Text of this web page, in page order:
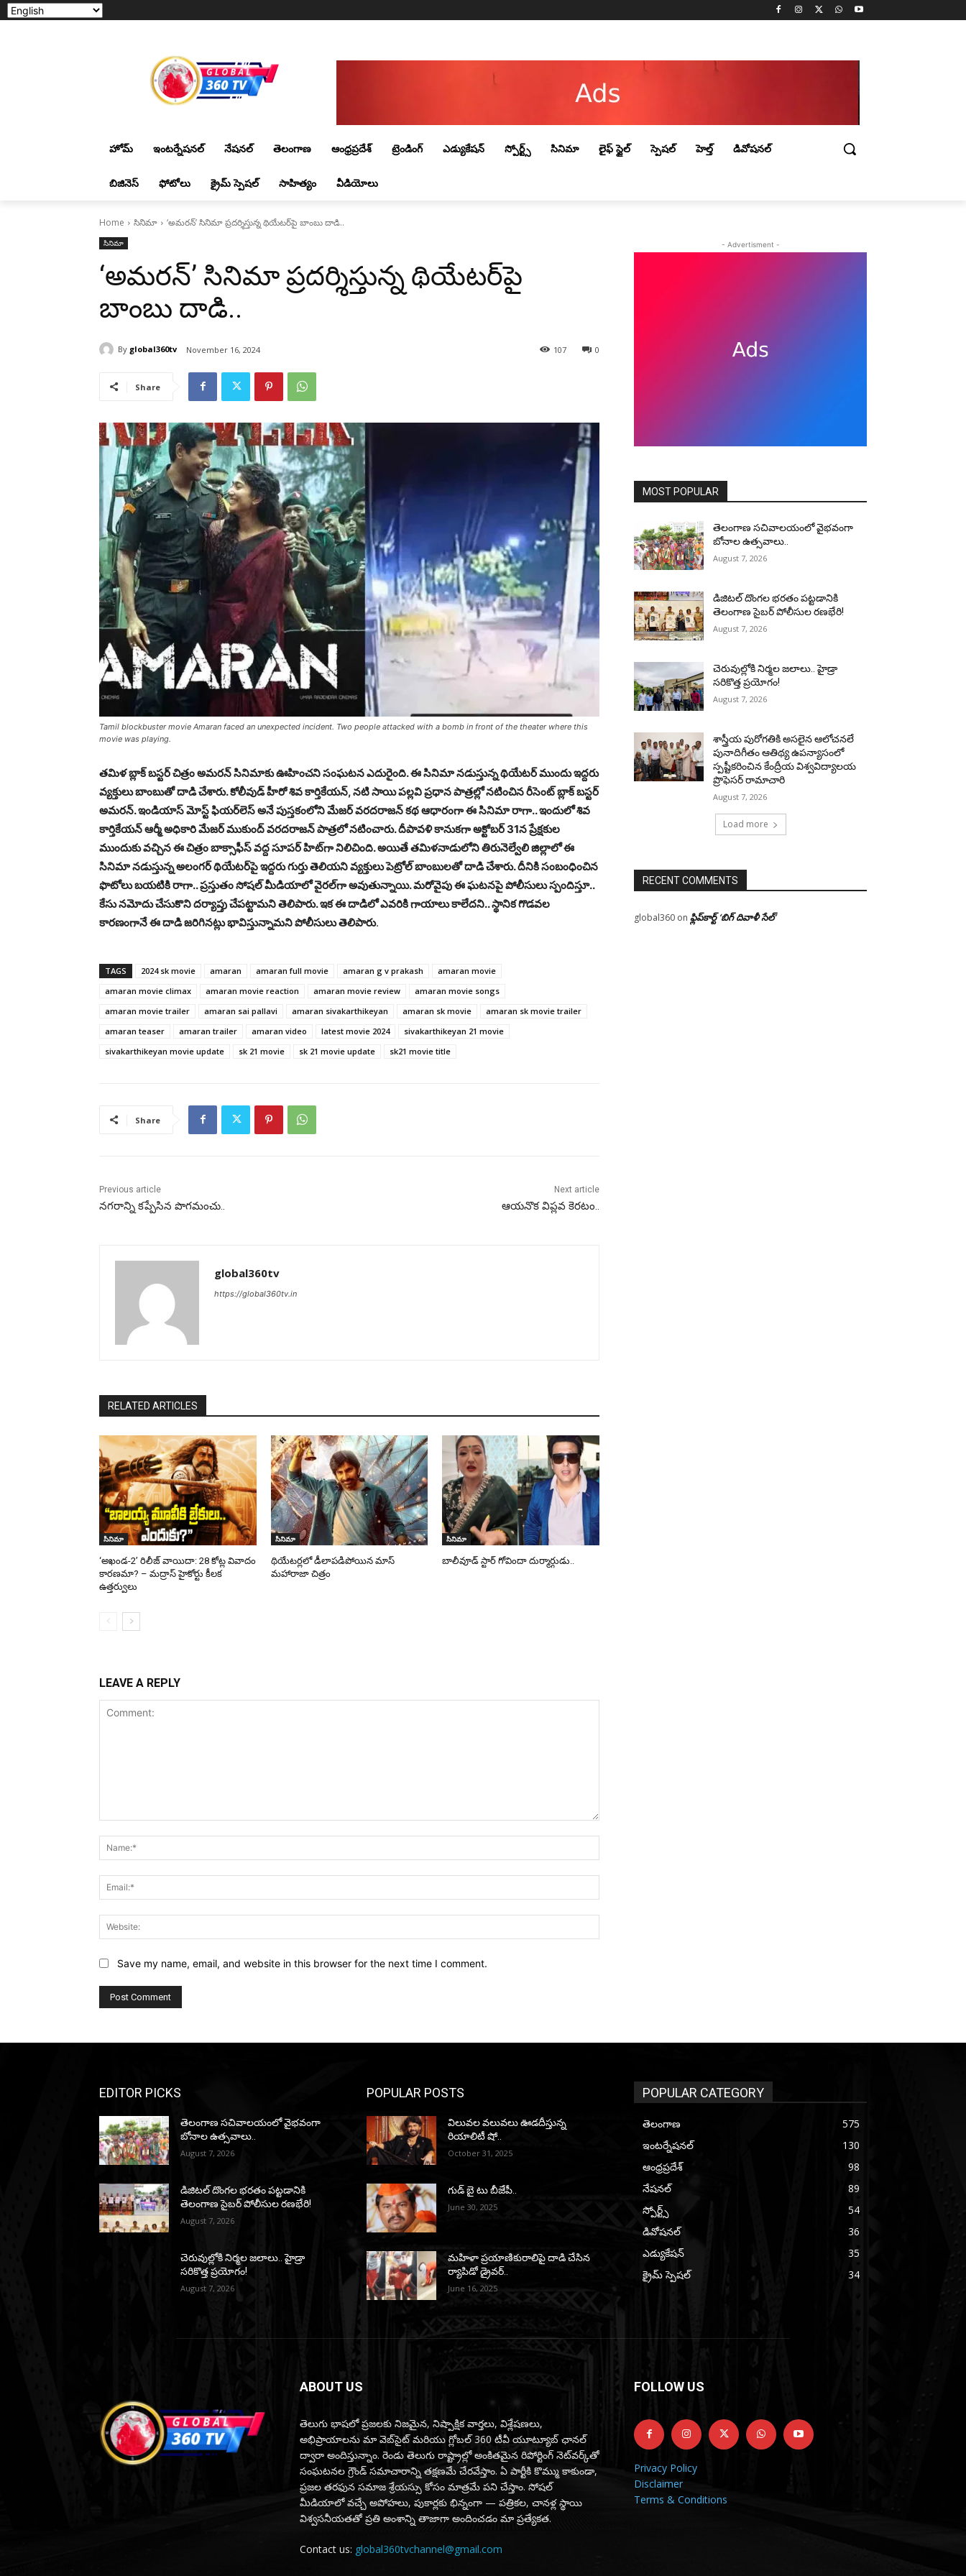
హోమ్ ఇంటర్నేషనల్ నేషనల్ తెలంగాణ ఆంధ్రప్రదేశ్ ట్రెండింగ్‌ ఎడ్యుకేషన్ స్పోర్ట్స్ సినిమా లైఫ్ స్టైల్ స్పెషల్ హెల్త్ డివోషనల్
బిజినెస్ ఫోటోలు క్రైమ్ స్పెషల్ సాహిత్యం వీడియోలు
Home సినిమా ‘అమ‌ర‌న్’ సినిమా ప్రదర్శిస్తున్న థియేట‌ర్‌పై బాంబు దాడి..
సినిమా
‘అమ‌ర‌న్’ సినిమా ప్రదర్శిస్తున్న థియేట‌ర్‌పై
బాంబు దాడి..
By global360tv November 16, 2024 0
107
Share
Tamil blockbuster movie Amaran faced an unexpected incident. Two people attacked with a bomb in front of the theater where this
movie was playing.
తమిళ బ్లాక్ బ‌స్టర్ చిత్రం అమ‌ర‌న్ సినిమాకు ఊహించ‌ని సంఘ‌ట‌న ఎదురైంది. ఈ సినిమా న‌డుస్తున్న థియేట‌ర్ ముందు ఇద్దరు
వ్య‌క్తులు బాంబుతో దాడి చేశారు. కోలీవుడ్ హీరో శివ కార్తికేయన్, న‌టి సాయి ప‌ల్ల‌వి ప్ర‌ధాన పాత్ర‌ల్లో న‌టించిన రీసెంట్ బ్లాక్ బ‌స్ట‌ర్
అమ‌రన్. ఇండియాస్‌ మోస్ట్ ఫియ‌ర్‌లెస్ అనే పుస్తకంలోని మేజర్‌ వరదరాజన్‌ కథ ఆధారంగా ఈ సినిమా రాగా.. ఇందులో శివ
కార్తికేయన్‌ ఆర్మీ అధికారి మేజర్‌ ముకుంద్‌ వరదరాజన్ పాత్ర‌లో న‌టించారు. దీపావ‌ళి కానుక‌గా అక్టోబ‌ర్ 31న ప్రేక్ష‌కుల
ముందుకు వ‌చ్చిన ఈ చిత్రం బాక్సాఫీస్ వ‌ద్ద సూప‌ర్ హిట్‌గా నిలిచింది. అయితే తమిళ‌నాడులోని తిరునెల్వేలి జిల్లాలో ఈ
సినిమా న‌డుస్తున్న అలంగ‌ర్ థియేట‌ర్‌పై ఇద్ద‌రు గుర్తు తెలియ‌ని వ్య‌క్తులు పెట్రోల్‌ బాంబులతో దాడి చేశారు. దీనికి సంబంధించిన
ఫొటోలు బ‌య‌టికి రాగా.. ప్ర‌స్తుతం సోష‌ల్ మీడియాలో వైర‌ల్‌గా అవుతున్నాయి. మ‌రోవైపు ఈ ఘ‌ట‌న‌పై పోలీసులు స్పందిస్తూ..
కేసు న‌మోదు చేసుకొని దర్యాప్తు చేపట్టామని తెలిపారు. ఇక ఈ దాడిలో ఎవ‌రికి గాయాలు కాలేద‌ని.. స్థానిక గొడ‌వ‌ల
కార‌ణంగానే ఈ దాడి జ‌రిగిన‌ట్లు భావిస్తున్నామని పోలీసులు తెలిపారు.
TAGS 2024 sk movie amaran amaran full movie amaran g v prakash
amaran movie
amaran movie climax
amaran movie reaction amaran movie review
amaran movie songs
amaran movie trailer
amaran sai pallavi amaran sivakarthikeyan amaran sk movie
amaran sk movie trailer
amaran teaser
amaran trailer amaran video latest movie 2024
sivakarthikeyan 21 movie
sivakarthikeyan movie update
sk 21 movie sk 21 movie update sk21 movie title
Share
Previous article
నగరాన్ని కప్పేసిన పొగమంచు..
Next article
ఆయనొక విప్లవ కెరటం..
global360tv
https://global360tv.in
RELATED ARTICLES
సినిమా
‘అఖండ-2’ రిలీజ్ వాయిదా: 28 కోట్ల వివాదం
కారణమా? – మద్రాస్ హైకోర్టు కీలక
ఉత్తర్వులు
సినిమా
థియేటర్లలో డీలాపడిపోయిన మాస్
మహారాజా చిత్రం
సినిమా
బాలీవూడ్ స్టార్ గోవిందా దుర్మార్గుడు..
LEAVE A REPLY
Save my name, email, and website in this browser for the next time I comment.
- Advertisment -
MOST POPULAR
తెలంగాణ సచివాలయంలో వైభవంగా
బోనాల ఉత్సవాలు..
August 7, 2026
డిజిటల్ దొంగల భరతం పట్టడానికి
తెలంగాణ సైబర్ పోలీసుల రణభేరి!
August 7, 2026
చెరువుల్లోకి నిర్మల జలాలు.. హైడ్రా
సరికొత్త ప్రయోగం!
August 7, 2026
శాస్త్రీయ పురోగతికి అసలైన ఆలోచనలే
పునాదిగీతం ఆతిథ్య ఉపన్యాసంలో
స్పష్టీకరించిన కేంద్రీయ విశ్వవిద్యాలయ
ప్రొఫెసర్ రామాచారి
August 7, 2026
Load more
RECENT COMMENTS
global360 on ఫ్లిప్‌కార్ట్ ‘బిగ్ దివాళీ సేల్’
EDITOR PICKS
తెలంగాణ సచివాలయంలో వైభవంగా
బోనాల ఉత్సవాలు..
August 7, 2026
డిజిటల్ దొంగల భరతం పట్టడానికి
తెలంగాణ సైబర్ పోలీసుల రణభేరి!
August 7, 2026
చెరువుల్లోకి నిర్మల జలాలు.. హైడ్రా
సరికొత్త ప్రయోగం!
August 7, 2026
POPULAR POSTS
విలువల వలువలు ఊడదీస్తున్న
రియాలిటీ షో..
October 31, 2025
గుడ్ బై టు బీజేపీ..
June 30, 2025
మహిళా ప్రయాణికురాలిపై దాడి చేసిన
ర్యాపిడో డ్రైవర్‌..
June 16, 2025
POPULAR CATEGORY
తెలంగాణ
575
ఇంటర్నేషనల్
130
ఆంధ్రప్రదేశ్
98
నేషనల్
89
స్పోర్ట్స్
54
డివోషనల్
36
ఎడ్యుకేషన్
35
క్రైమ్ స్పెషల్
34
ABOUT US
తెలుగు భాషలో ప్రజలకు నిజమైన, నిష్పాక్షిక వార్తలు, విశ్లేషణలు,
అభిప్రాయాలను మా వెబ్‌సైట్ మరియు గ్లోబల్ 360 టీవీ యూట్యూబ్ ఛానల్
ద్వారా అందిస్తున్నాం. రెండు తెలుగు రాష్ట్రాల్లో అంకితమైన రిపోర్టింగ్ నెట్‌వర్క్‌తో
సంఘటనల గ్రౌండ్ సమాచారాన్ని తక్షణమే చేరవేస్తాం. ఏ పార్టీకి కొమ్ము కాకుండా,
ప్రజల తరఫున సమాజ శ్రేయస్సు కోసం మాత్రమే పని చేస్తాం. సోషల్
మీడియాలో వచ్చే అపోహలు, పుకార్లకు భిన్నంగా — పత్రికల, చానళ్ల స్థాయి
విశ్వసనీయతతో ప్రతి అంశాన్ని తాజాగా అందించడం మా ప్రత్యేకత.
Contact us: global360tvchannel@gmail.com
FOLLOW US
Privacy Policy
Disclaimer
Terms & Conditions